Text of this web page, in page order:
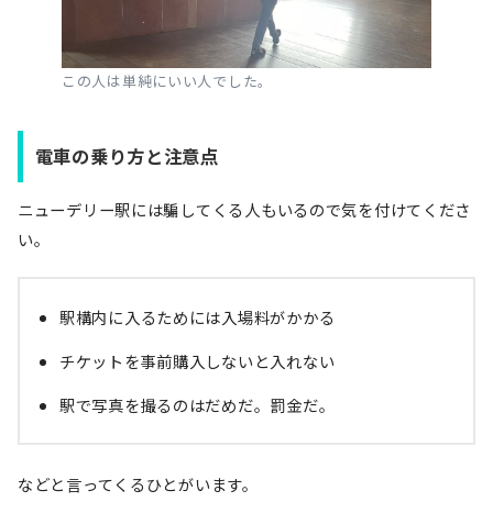
この人は単純にいい人でした。
電車の乗り方と注意点
ニューデリー駅には騙してくる人もいるので気を付けてくださ
い。
駅構内に入るためには入場料がかかる
チケットを事前購入しないと入れない
駅で写真を撮るのはだめだ。罰金だ。
などと言ってくるひとがいます。